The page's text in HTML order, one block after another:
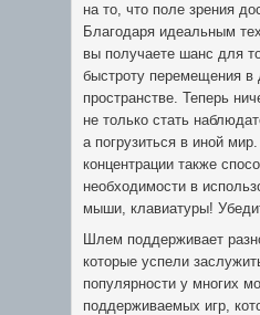
на то, что поле зрения
Благодаря идеальным
вы получаете шанс для
быстроту перемещения в
пространстве. Теперь
не только стать
а погрузиться в иной
концентрации также
необходимости в
мыши, клавиатуры!
Шлем поддерживает
которые успели
популярности у многих
поддерживаемых игр,